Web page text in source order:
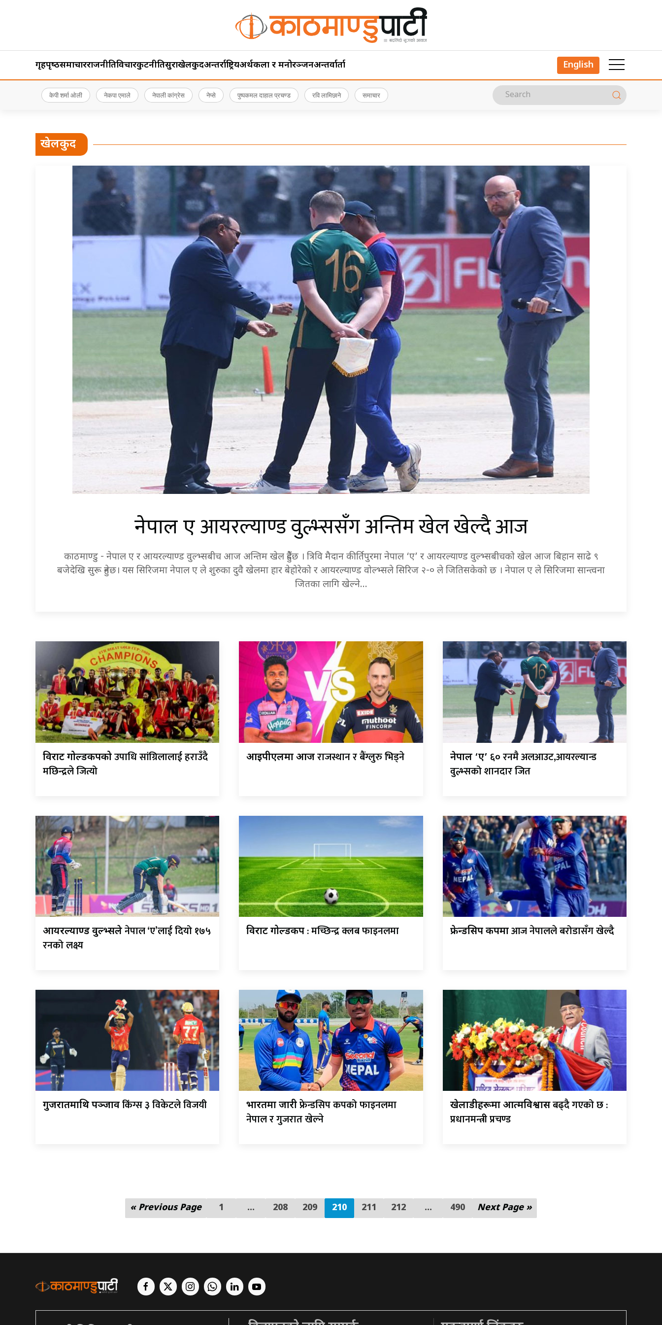
गृहपृष्‍ठसमाचारराजनीतिविचारकुटनीतिसुरक्षाखेलकुदअन्तर्राष्ट्रियअर्थकला र मनोरञ्जनअन्तर्वार्ता English
केपी शर्मा ओली नेकपा एमाले नेपाली कांग्रेस नेप्से पुष्पकमल दाहाल प्रचण्ड रवि लामिछाने समाचार
खेलकुद
नेपाल ए आयरल्याण्ड वुल्भ्ससँग अन्तिम खेल खेल्दै आज
काठमाण्डु - नेपाल ए र आयरल्याण्ड वुल्भ्सबीच आज अन्तिम खेल हुँदैछ । त्रिवि मैदान कीर्तिपुरमा नेपाल ‘ए’ र आयरल्याण्ड वुल्भ्सबीचको खेल आज बिहान साढे ९
बजेदेखि सुरू हुनेछ। यस सिरिजमा नेपाल ए ले शुरुका दुवै खेलमा हार बेहोरेको र आयरल्याण्ड वोल्भ्सले सिरिज २-० ले जितिसकेको छ । नेपाल ए ले सिरिजमा सान्त्वना
जितका लागि खेल्ने…
विराट गोल्डकपकोउपाधि सांग्रिलालाई हराउँदै
मछिन्द्रले जित्यो
आईपीएलमा आजराजस्थान र बैंग्लुरु भिड्ने नेपाल ‘ए’ ६० रनमै अलआउट,आयरल्यान्ड
वुल्भ्सको शानदार जित
आयरल्याण्ड वुल्भ्सलेनेपाल ‘ए’लाई दियो १७५
रनको लक्ष्य
विराट गोल्डकप : मच्छिन्द्र क्लब फाइनलमा फ्रेन्डसिप कपमाआज नेपालले बरोडासँग खेल्दै
गुजरातमाथि पञ्जावकिंग्स ३ विकेटले विजयी भारतमा जारीफ्रेन्डसिप कपको फाइनलमा
नेपाल र गुजरात खेल्ने
खेलाडीहरूमा आत्मविश्वासबढ्दै गएको छ :
प्रधानमन्त्री प्रचण्ड
« Previous Page 1 … 208 209 210 211 212 ... 490 Next Page »